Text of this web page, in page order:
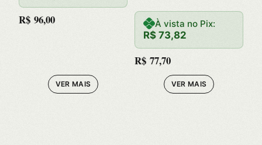
R$ 96,00
VER MAIS
DEBATES
193
À vista no Pix:
R$ 73,82
R$ 77,70
VER MAIS